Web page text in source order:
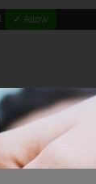
✓ Allow